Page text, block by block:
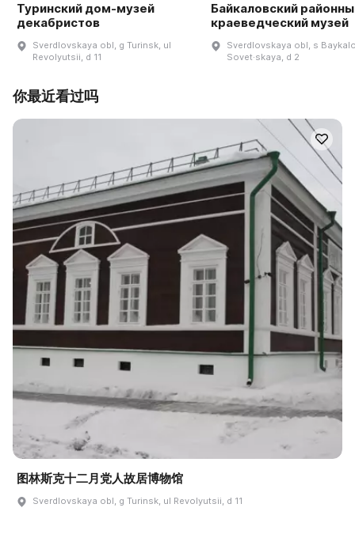
Туринский дом-музей
декабристов
Sverdlovskaya obl, g Turinsk, ul
Revolyutsii, d 11
Байкаловский
краеведческий музей
Sverdlovskaya obl, s
Sovet·skaya, d 2
你最近看过吗
图林斯克十二月党人故居博物馆
Sverdlovskaya obl, g Turinsk, ul Revolyutsii, d 11